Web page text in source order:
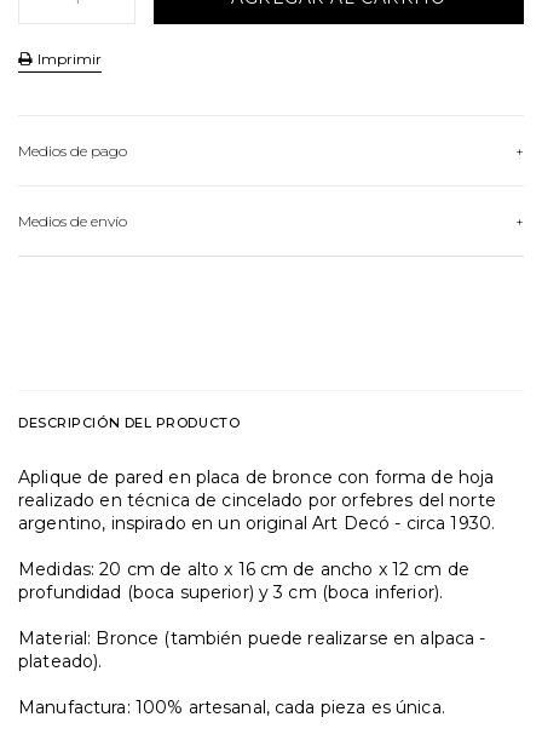
Imprimir
Medios de pago
Medios de envío
DESCRIPCIÓN DEL PRODUCTO
Aplique de pared en placa de bronce con forma de hoja
realizado en técnica de cincelado por orfebres del norte
argentino, inspirado en un original Art Decó - circa 1930.
Medidas: 20 cm de alto x 16 cm de ancho x 12 cm de
profundidad (boca superior) y 3 cm (boca inferior).
Material: Bronce (también puede realizarse en alpaca -
plateado).
Manufactura: 100% artesanal, cada pieza es única.